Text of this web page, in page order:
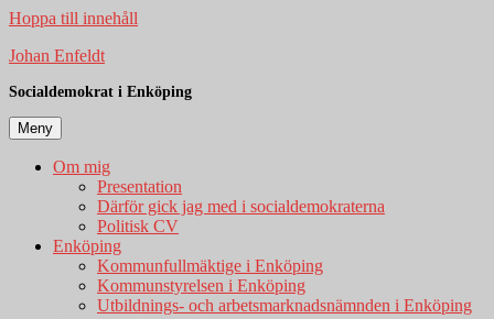
Hoppa till innehåll
Johan Enfeldt
Socialdemokrat i Enköping
Meny
Om mig
Presentation
Därför gick jag med i socialdemokraterna
Politisk CV
Enköping
Kommunfullmäktige i Enköping
Kommunstyrelsen i Enköping
Utbildnings- och arbetsmarknadsnämnden i Enköping